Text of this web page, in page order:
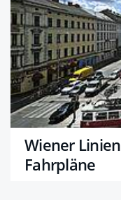
Wiener
Fahrpläne